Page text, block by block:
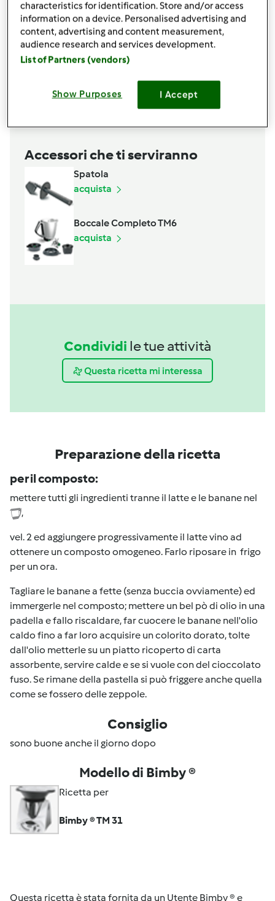
1pizzicodi sale
1cucchiaino si olio di semi di girasole e di mais
1
cucchiaino di Rum, per gli adulti
+
Aggiungi alla lista della spesa
Accessori che ti serviranno
Spatola
acquista
Boccale Completo TM6
acquista
Condividi le tue attività
Questa ricetta mi interessa
Preparazione della ricetta
per il composto:
mettere tutti gli ingredienti tranne il latte e le banane nel
,
vel. 2 ed aggiungere progressivamente il latte vino ad
ottenere un composto omogeneo. Farlo riposare in frigo
per un ora.
Tagliare le banane a fette (senza buccia ovviamente) ed
immergerle nel composto; mettere un bel pò di olio in una
padella e fallo riscaldare, far cuocere le banane nell'olio
caldo fino a far loro acquisire un colorito dorato, tolte
dall'olio metterle su un piatto ricoperto di carta
assorbente, servire calde e se si vuole con del cioccolato
fuso. Se rimane della pastella si può friggere anche quella
come se fossero delle zeppole.
Consiglio
sono buone anche il giorno dopo
Modello di Bimby ®
Ricetta per
Bimby ® TM 31
Questa ricetta è stata fornita da un Utente Bimby ® e
characteristics for identification. Store and/or access
information on a device. Personalised advertising and
content, advertising and content measurement,
audience research and services development.
List of Partners (vendors)
Show Purposes I Accept